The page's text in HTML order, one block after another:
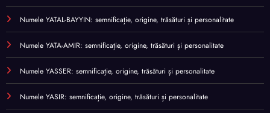
Numele YATAL-BAYYIN: semnificație, origine, trăsături și personalitate
Numele YATA-AMIR: semnificație, origine, trăsături și personalitate
Numele YASSER: semnificație, origine, trăsături și personalitate
Numele YASIR: semnificație, origine, trăsături și personalitate